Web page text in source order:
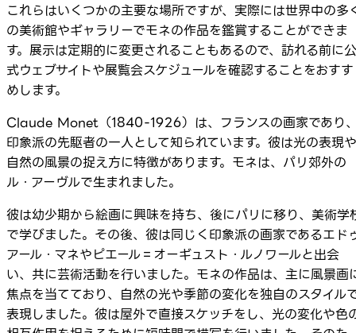
これらはいくつかの主要な場所ですが、実際には世界中の多
の美術館やギャラリーでモネの作品を鑑賞することができま
す。展示は定期的に変更されることもあるので、訪れる前に公
式ウェブサイトや展覧会スケジュールを確認することをおすす
めします。
Claude Monet（1840-1926）は、フランスの画家であり
印象派の先駆者の一人として知られています。彼は光の表現や
自然の風景の捉え方に特徴があります。モネは、パリ郊外の
ル・アーヴルで生まれました。
彼は幼少期から絵画に興味を持ち、後にパリに移り、美術学
で学びました。その後、彼は同じく印象派の画家であるエド
アール・マネやピエール＝オーギュスト・ルノワールと出会
い、共に芸術活動を行いました。モネの作品は、主に風景画
焦点を当てており、自然の光や季節の変化を独自のスタイル
表現しました。彼は屋外で直接スケッチをし、光の変化や色